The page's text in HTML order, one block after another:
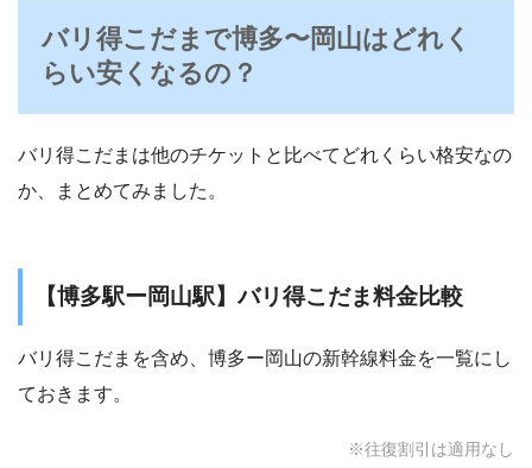
バリ得こだまで博多〜岡山はどれく
らい安くなるの？
バリ得こだまは他のチケットと比べてどれくらい格安なの
か、まとめてみました。
【博多駅ー岡山駅】バリ得こだま料金比較
バリ得こだまを含め、博多ー岡山の新幹線料金を一覧にし
ておきます。
※往復割引は適用なし